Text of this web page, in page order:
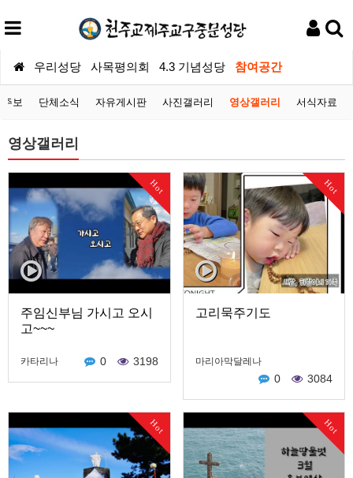
우리성당 사목평의회 4.3 기념성당 참여공간
보 단체소식 자유게시판 사진갤러리 영상갤러리 서식자료
영상갤러리
Hot
주임신부님 가시고 오시
고~~~
카타리나 0 3198
Hot
고리묵주기도
마리아막달레나
0 3084
Hot Hot